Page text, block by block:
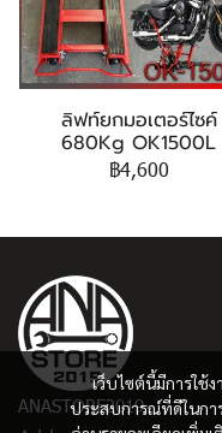
ลิฟท์ยกมอเตอร์ไซค์
680Kg OK1500L
฿4,600
เว็บไซต์นี้มีการใช้
ประสบการณ์ที่ดีในกา
ANASTORE2019